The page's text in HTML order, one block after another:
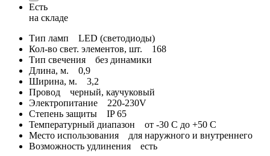
Есть
на складе
Тип ламп LED (светодиоды)
Кол-во свет. элементов, шт. 168
Тип свечения без динамики
Длина, м. 0,9
Ширина, м. 3,2
Провод черный, каучуковый
Электропитание 220-230V
Степень защиты IP 65
Температурный диапазон от -30 С до +50 С
Место использования для наружного и внутреннего
Возможность удлинения есть